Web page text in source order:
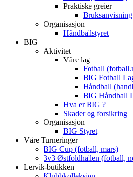
Praktiske greier
Organisasjon
Håndballstyret
BIG
Aktivitet
Våre lag
Fotball
BIG Fotball
Håndball
BIG Håndball
Hva er BIG ?
Skader og forsikring
Organisasjon
BIG Styret
Våre Turneringer
BIG Cup (fotball, mars)
3v3 Østfoldhallen (fotball,
Lervik-butikken